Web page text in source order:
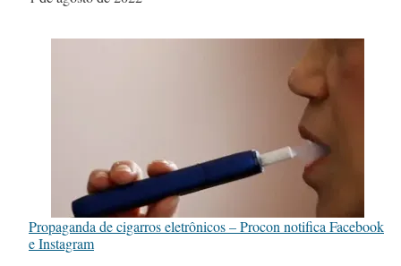
Propaganda de cigarros eletrônicos – Procon notifica Facebook
e Instagram